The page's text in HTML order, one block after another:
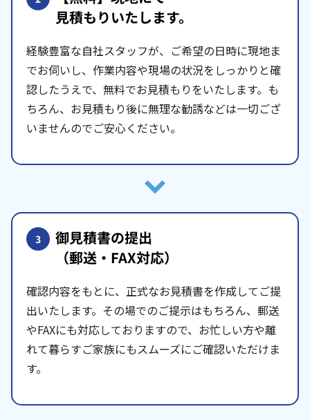
見積もりいたします。
経験豊富な自社スタッフが、ご希望の日時に現地ま
でお伺いし、作業内容や現場の状況をしっかりと確
認したうえで、無料でお見積もりをいたします。も
ちろん、お見積もり後に無理な勧誘などは一切ござ
いませんのでご安心ください。
3 御見積書の提出
（郵送・FAX対応）
確認内容をもとに、正式なお見積書を作成してご提
出いたします。その場でのご提示はもちろん、郵送
やFAXにも対応しておりますので、お忙しい方や離
れて暮らすご家族にもスムーズにご確認いただけま
す。